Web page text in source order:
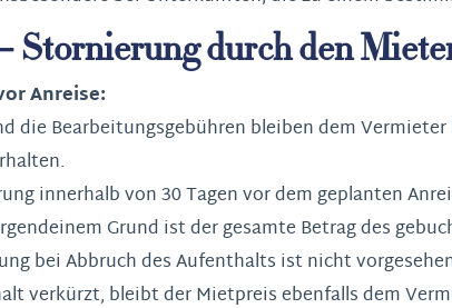
Stornierung durch den
Anreise:
die Bearbeitungsgebühren bleiben dem
innerhalb von 30 Tagen vor dem geplanten
Grund ist der gesamte Betrag des
bei Abbruch des Aufenthalts ist nicht
verkürzt, bleibt der Mietpreis ebenfalls dem